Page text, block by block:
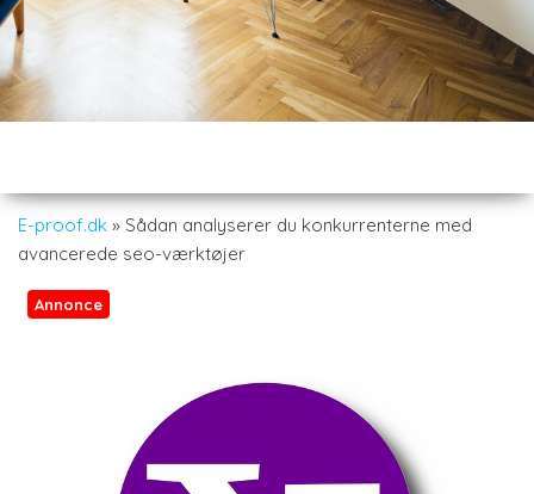
E-proof.dk » Sådan analyserer du konkurrenterne med
avancerede seo-værktøjer
Annonce